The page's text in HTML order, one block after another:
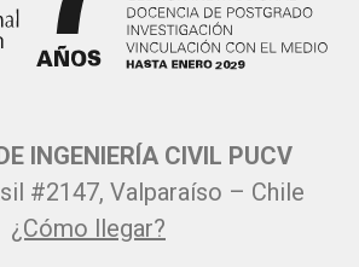
INGENIERÍA CIVIL PUCV
#2147, Valparaíso – Chile
¿Cómo llegar?